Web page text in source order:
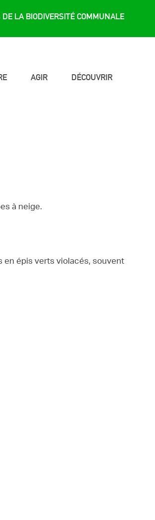
LA BIODIVERSITÉ COMMUNALE
AGIR DÉCOUVRIR
à neige.
en épis verts violacés, souvent